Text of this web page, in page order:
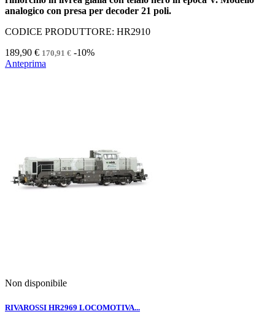
analogico con presa per decoder 21 poli.
CODICE PRODUTTORE: HR2910
189,90 € 170,91 € -10%
Anteprima
Non disponibile
RIVAROSSI HR2969 LOCOMOTIVA...